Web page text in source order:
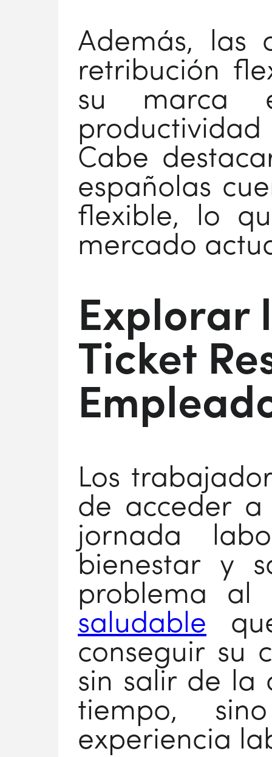
Además, las
retribución
su marca
Cabe
españolas
flexible, lo
mercado
Explorar
Ticket
Los
de acceder a
jornada
bienestar y
problema
saludable
conseguir su
sin salir de la
tiempo,
experiencia